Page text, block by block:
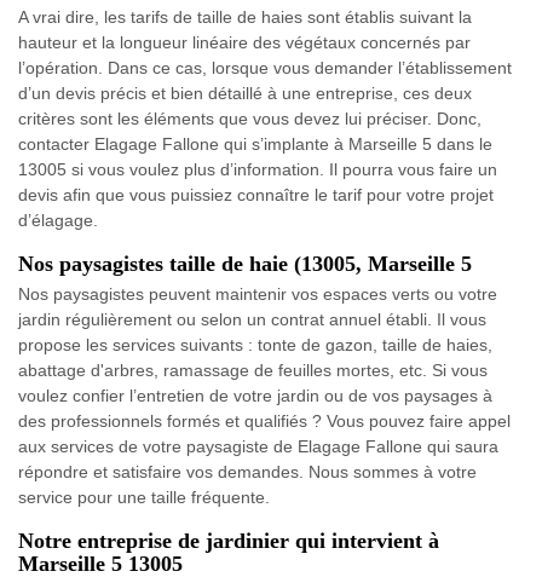
A vrai dire, les tarifs de taille de haies sont établis suivant la
hauteur et la longueur linéaire des végétaux concernés par
l’opération. Dans ce cas, lorsque vous demander l’établissement
d’un devis précis et bien détaillé à une entreprise, ces deux
critères sont les éléments que vous devez lui préciser. Donc,
contacter Elagage Fallone qui s’implante à Marseille 5 dans le
13005 si vous voulez plus d’information. Il pourra vous faire un
devis afin que vous puissiez connaître le tarif pour votre projet
d’élagage.
Nos paysagistes taille de haie (13005, Marseille 5
Nos paysagistes peuvent maintenir vos espaces verts ou votre
jardin régulièrement ou selon un contrat annuel établi. Il vous
propose les services suivants : tonte de gazon, taille de haies,
abattage d'arbres, ramassage de feuilles mortes, etc. Si vous
voulez confier l’entretien de votre jardin ou de vos paysages à
des professionnels formés et qualifiés ? Vous pouvez faire appel
aux services de votre paysagiste de Elagage Fallone qui saura
répondre et satisfaire vos demandes. Nous sommes à votre
service pour une taille fréquente.
Notre entreprise de jardinier qui intervient à
Marseille 5 13005